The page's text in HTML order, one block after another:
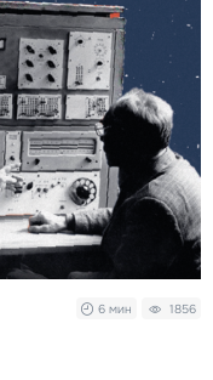
6 мин 1856